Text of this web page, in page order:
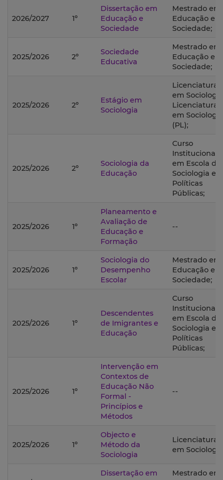
2026/2027 1º
Dissertação em
Educação e
Sociedade
Mestrado em
Educação e
Sociedade;
2025/2026 2º
Sociedade
Educativa
Mestrado em
Educação e
Sociedade;
2025/2026 2º
Estágio em
Sociologia
Licenciatura
em
Licenciatura
em Sociologia
(PL);
2025/2026 2º
Sociologia da
Educação
Curso
Institucional
em Escola de
Sociologia e
Políticas
Públicas;
2025/2026 1º
Planeamento e
Avaliação de
Educação e
Formação
--
2025/2026 1º
Sociologia do
Desempenho
Escolar
Mestrado em
Educação e
Sociedade;
2025/2026 1º
Descendentes
de Imigrantes e
Educação
Curso
Institucional
em Escola de
Sociologia e
Políticas
Públicas;
2025/2026 1º
Intervenção em
Contextos de
Educação Não
Formal -
Princípios e
Métodos
--
2025/2026 1º
Objecto e
Método da
Sociologia
Licenciatura
em
Dissertação em
Mestrado em